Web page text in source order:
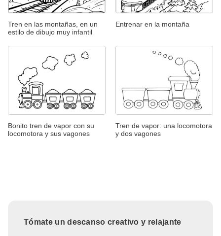
Tren en las montañas, en un
estilo de dibujo muy infantil
Entrenar en la montaña
Bonito tren de vapor con su
locomotora y sus vagones
Tren de vapor: una locomotora
y dos vagones
Tómate un descanso creativo y relajante